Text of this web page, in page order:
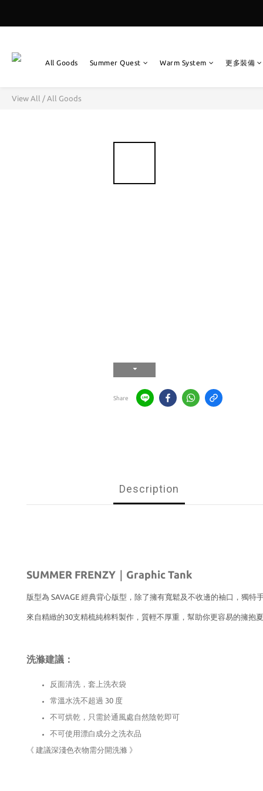
All Goods Summer Quest Warm System 更多裝備
View All / All Goods
Share
Description
SUMMER FRENZY Graphic Tank
版型為 SAVAGE 經典背心版型，除了擁有寬鬆及不收邊的袖口， 獨特
來自精緻的30支精梳純棉料製作，質輕不厚重， 幫助你更容易的擁抱
洗滌建議：
反面清洗，套上洗衣袋
常溫水洗不超過 30 度
不可烘乾，只需於通風處自然陰乾即可
不可使用漂白成分之洗衣品
《 建議深淺色衣物需分開洗滌 》